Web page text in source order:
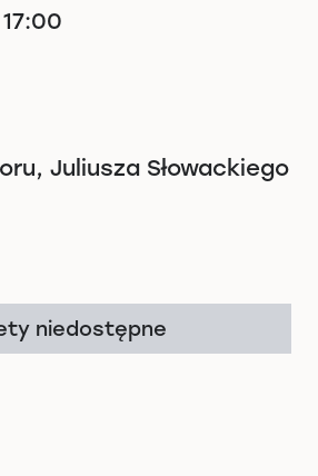
Juliusza Słowackiego
niedostępne